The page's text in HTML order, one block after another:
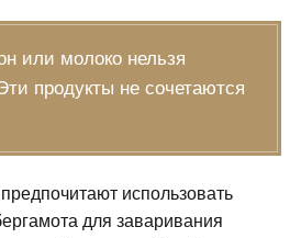
или молоко нельзя
продукты не сочетаются
использовать
для заваривания